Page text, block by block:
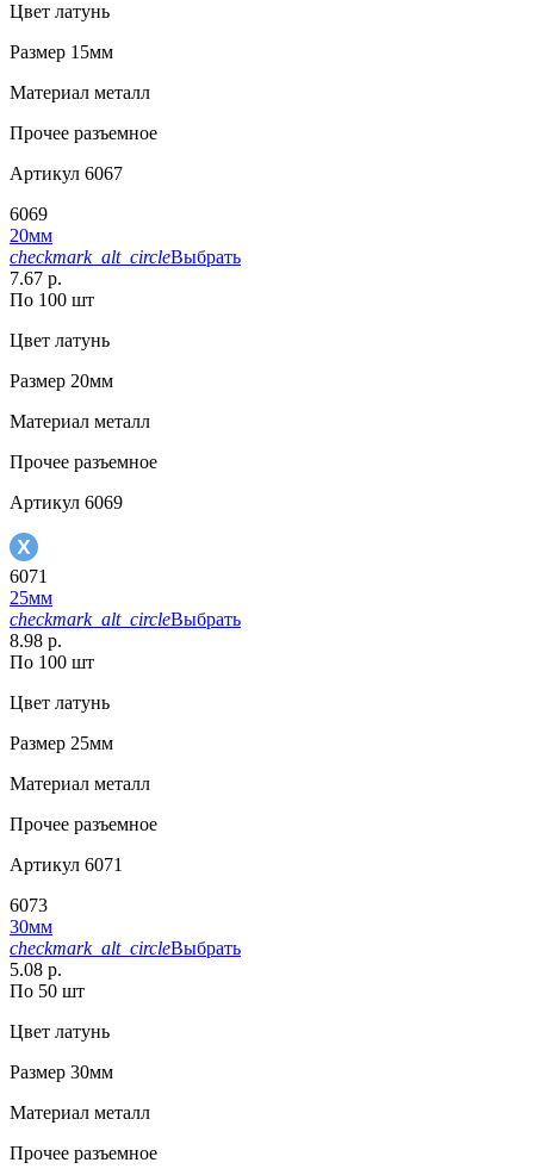
Цвет латунь
Размер 15мм
Материал металл
Прочее разъемное
Артикул 6067
6069
20мм
checkmark_alt_circleВыбрать
7.67 р.
По 100 шт
Цвет латунь
Размер 20мм
Материал металл
Прочее разъемное
Артикул 6069
6071
25мм
checkmark_alt_circleВыбрать
8.98 р.
По 100 шт
Цвет латунь
Размер 25мм
Материал металл
Прочее разъемное
Артикул 6071
6073
30мм
checkmark_alt_circleВыбрать
5.08 р.
По 50 шт
Цвет латунь
Размер 30мм
Материал металл
Прочее разъемное